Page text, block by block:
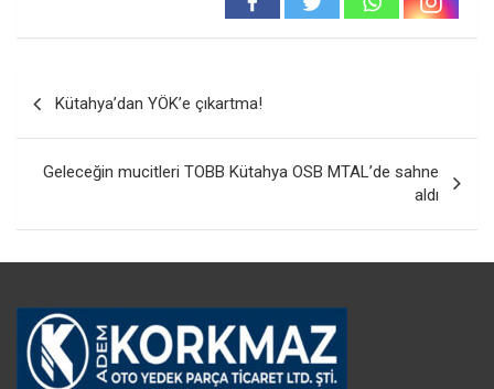
gezinmesi
Kütahya’dan YÖK’e çıkartma!
Geleceğin mucitleri TOBB Kütahya OSB MTAL’de sahne
aldı